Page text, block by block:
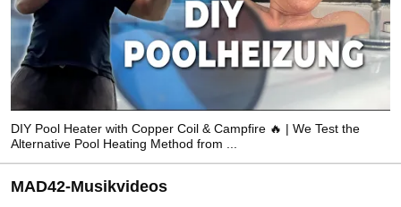
DIY Pool Heater with Copper Coil & Campfire 🔥 | We Test the
Alternative Pool Heating Method from ...
MAD42-Musikvideos